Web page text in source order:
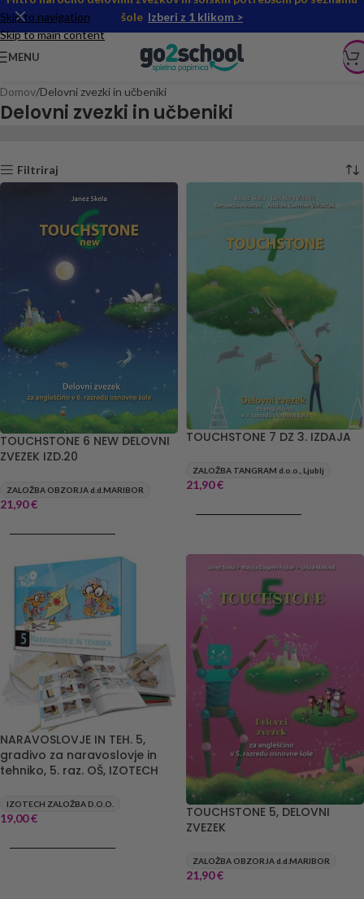
Skip to navigation
Skip to main content
šole Izberi z 1 klikom >
MENU
Domov Delovni zvezki in učbeniki
Delovni zvezki in učbeniki
Filtriraj
TOUCHSTONE 6 NEW DELOVNI
ZVEZEK IZD.20
ZALOŽBA OBZORJA d.d.MARIBOR
21,90€
TOUCHSTONE 7 DZ 3. IZDAJA
ZALOŽBA TANGRAM d.o.o., Ljublj
21,90€
NARAVOSLOVJE IN TEH. 5,
gradivo za naravoslovje in
tehniko, 5. raz. OŠ, IZOTECH
IZOTECH ZALOŽBA D.O.O.
19,00€
TOUCHSTONE 5, DELOVNI
ZVEZEK
ZALOŽBA OBZORJA d.d.MARIBOR
21,90€